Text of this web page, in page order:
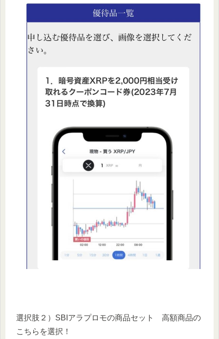
選択肢２）SBIアラプロモの商品セット 高額商品の
こちらを選択！